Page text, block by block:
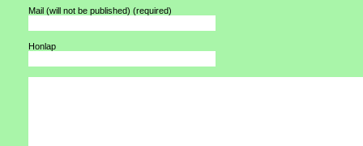
Mail (will not be published) (required)
Honlap